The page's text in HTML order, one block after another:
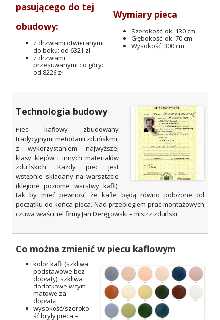
pasującego do tej
obudowy:
z drzwiami otwieranymi
do boku: od 6321 zł
z drzwiami
przesuwanymi do góry:
od 8226 zł
Wymiary pieca
Szerokość: ok. 130 cm
Głębokość: ok. 70 cm
Wysokość: 300 cm
Technologia budowy
Piec kaflowy zbudowany
tradycyjnymi metodami zduńskimi,
z wykorzystaniem najwyższej
klasy klejów i innych materiałów
zduńskich. Każdy piec jest
wstępnie składany na warsztacie
(klejone poziome warstwy kafli),
tak by mieć pewność że kafle będą równo położone od
początku do końca pieca. Nad przebiegiem prac montażowych
czuwa właściciel firmy Jan Deręgowski – mistrz zduński
Co można zmienić w piecu kaflowym
kolor kafli (szkliwa
podstawowe bez
dopłaty), szkliwa
dodatkowe w tym
matowe za
dopłatą
wysokość/szeroko
ść bryły pieca –